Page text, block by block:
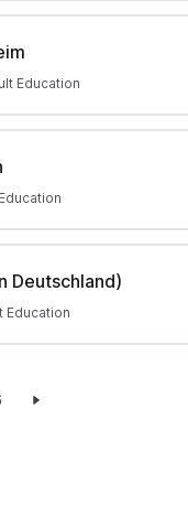
Education
Deutschland)
Education